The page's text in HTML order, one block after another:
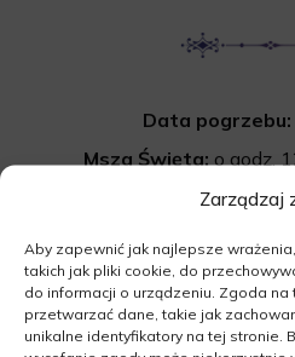
Zarządzaj
Aby zapewnić jak najlepsze
takich jak pliki cookie, do
do informacji o urządzeniu. Zgoda
przetwarzać dane, takie jak
unikalne identyfikatory na tej stronie.
Data pogrzebu:
Msza Święta: o godz.
Miłosierdzia
Wyprowadzenie do
Cmentarz:
Łęgowska 6, 66-